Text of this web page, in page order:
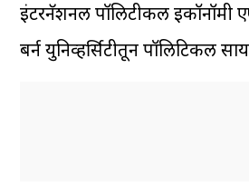
इंटरनॅशनल पॉलिटीकल इकॉनॉमी
बर्न युनिव्हर्सिटीतून पॉलिटिकल